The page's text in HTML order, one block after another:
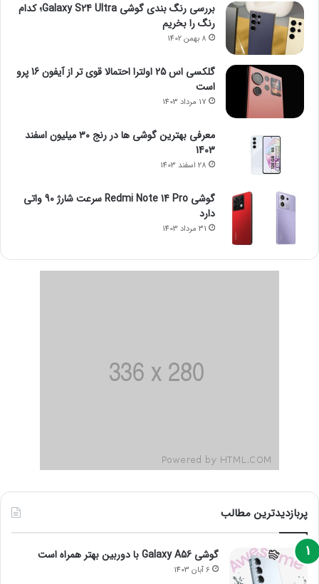
بررسی رنگ بندی گوشی Galaxy S24 Ultra؛ کدام
رنگ را بخریم
8 بهمن 1402
گلکسی اس 25 اولترا احتمالا قوی تر از آیفون 16 پرو
است
17 مرداد 1403
معرفی بهترین گوشی ها در رنج ۳۰ میلیون اسفند
1403
28 اسفند 1403
گوشی Redmi Note 14 Pro سرعت شارژ 90 واتی
دارد
31 مرداد 1403
پربازدیدترین مطالب
گوشی Galaxy A56 با دوربین بهتر همراه است
6 آبان 1403